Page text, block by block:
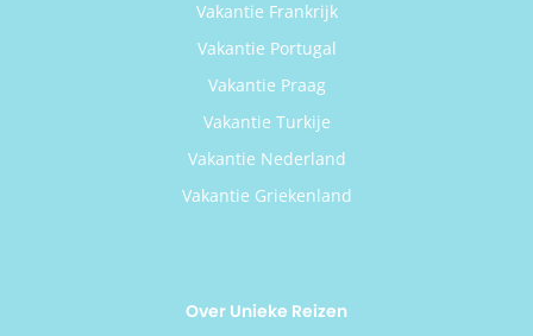
Vakantie Frankrijk
Vakantie Portugal
Vakantie Praag
Vakantie Turkije
Vakantie Nederland
Vakantie Griekenland
Over Unieke Reizen